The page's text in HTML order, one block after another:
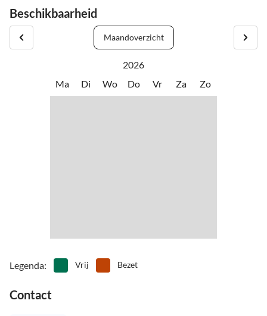
Beschikbaarheid
Maandoverzicht
2026
Ma
Di Wo Do Vr Za Zo
Legenda: Vrij Bezet
Contact